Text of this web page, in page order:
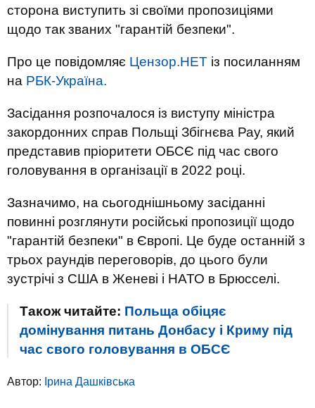
сторона виступить зі своїми пропозиціями
щодо так званих "гарантій безпеки".
Про це повідомляє Цензор.НЕТ із посиланням
на РБК-Україна.
Засідання розпочалося із виступу міністра
закордонних справ Польщі Збігнєва Рау, який
представив пріоритети ОБСЄ під час свого
головування в організації в 2022 році.
Зазначимо, на сьогоднішньому засіданні
повинні розглянути російські пропозиції щодо
"гарантій безпеки" в Європі. Це буде останній з
трьох раундів переговорів, до цього були
зустрічі з США в Женеві і НАТО в Брюсселі.
Також читайте: Польща обіцяє
домінування питань Донбасу і Криму під
час свого головування в ОБСЄ
Автор: Ірина Дашківська